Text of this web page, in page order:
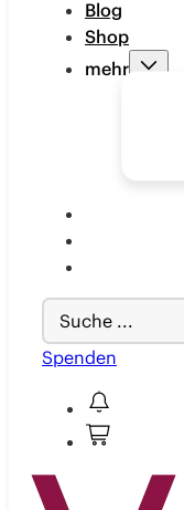
Blog
Shop
mehr
Search
...
Spenden